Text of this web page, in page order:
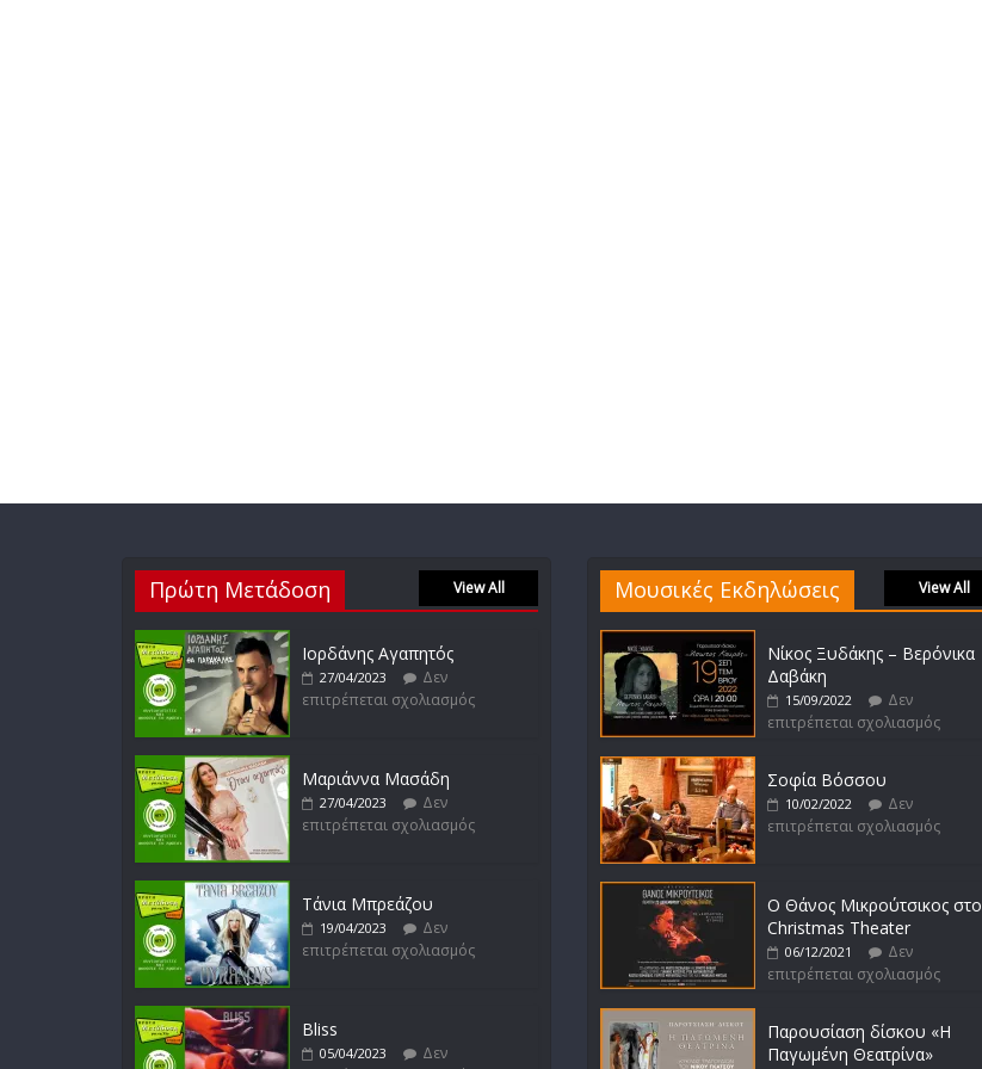
Πρώτη Μετάδοση View All
Ιορδάνης Αγαπητός
27/04/2023
Δεν
επιτρέπεται σχολιασμός
Μαριάννα Μασάδη
27/04/2023
Δεν
επιτρέπεται σχολιασμός
Τάνια Μπρεάζου
19/04/2023
Δεν
επιτρέπεται σχολιασμός
Bliss
05/04/2023
Δεν
Μουσικές Εκδηλώσεις View All
Νίκος Ξυδάκης – Βερόνικα
Δαβάκη
15/09/2022
Δεν
επιτρέπεται σχολιασμός
Σοφία Βόσσου
10/02/2022
Δεν
επιτρέπεται σχολιασμός
Ο Θάνος Μικρούτσικος στο
Christmas Theater
06/12/2021
Δεν
επιτρέπεται σχολιασμός
Παρουσίαση δίσκου «Η
Παγωμένη Θεατρίνα»